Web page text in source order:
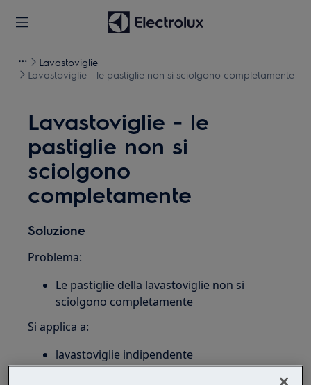
Lavastoviglie
Lavastoviglie - le pastiglie non si sciolgono completamente
Lavastoviglie - le
pastiglie non si
sciolgono
completamente
Soluzione
Problema:
Le pastiglie della lavastoviglie non si
sciolgono completamente
Si applica a:
lavastoviglie indipendente
lavastoviglie integrata